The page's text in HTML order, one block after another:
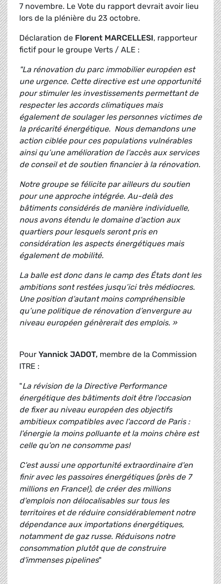
7 novembre. Le Vote du rapport devrait avoir lieu
lors de la plénière du 23 octobre.
Déclaration de Florent MARCELLESI, rapporteur
fictif pour le groupe Verts / ALE :
"La rénovation du parc immobilier européen est
une urgence. Cette directive est une opportunité
pour stimuler les investissements permettant de
respecter les accords climatiques mais
également de soulager les personnes victimes de
la précarité énergétique. Nous demandons une
action ciblée pour ces populations vulnérables
ainsi qu’une amélioration de l’accès aux services
de conseil et de soutien financier à la rénovation.
Notre groupe se félicite par ailleurs du soutien
pour une approche intégrée. Au-delà des
bâtiments considérés de manière individuelle,
nous avons étendu le domaine d’action aux
quartiers pour lesquels seront pris en
considération les aspects énergétiques mais
également de mobilité.
La balle est donc dans le camp des États dont les
ambitions sont restées jusqu’ici très médiocres.
Une position d’autant moins compréhensible
qu’une politique de rénovation d’envergure au
niveau européen génèrerait des emplois. »
Pour Yannick JADOT, membre de la Commission
ITRE :
"La révision de la Directive Performance
énergétique des bâtiments doit être l'occasion
de fixer au niveau européen des objectifs
ambitieux compatibles avec l'accord de Paris :
l'énergie la moins polluante et la moins chère est
celle qu'on ne consomme pas!
C'est aussi une opportunité extraordinaire d'en
finir avec les passoires énergétiques (près de 7
millions en France!), de créer des millions
d'emplois non délocalisables sur tous les
territoires et de réduire considérablement notre
dépendance aux importations énergétiques,
notamment de gaz russe. Réduisons notre
consommation plutôt que de construire
d'immenses pipelines"